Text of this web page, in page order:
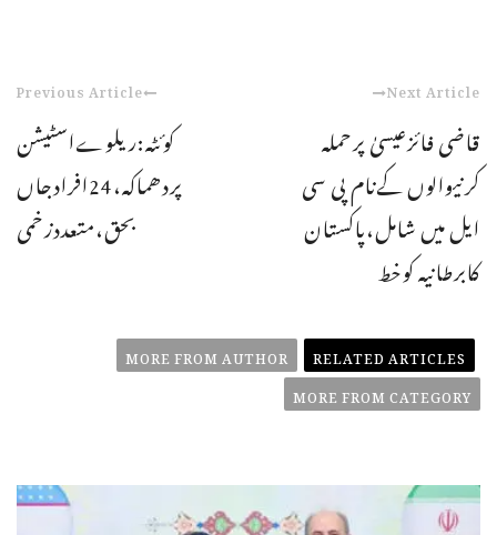
Previous Article
کوئٹہ:ریلوےاسٹیشن
پردھماکہ،24افرادجاں
بحق،متعددزخمی
Next Article
قاضی فائزعیسیٰ پرحملہ
کرنیوالوں کےنام پی سی
ایل میں شامل،پاکستان
کابرطانیہ کوخط
RELATED ARTICLES
MORE FROM AUTHOR
MORE FROM CATEGORY